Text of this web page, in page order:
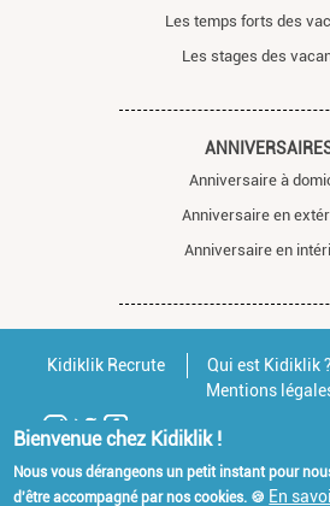
Les temps forts des
Les stages des
Anniversaire à
Anniversaire en
Anniversaire en
Kidiklik Recrute Qui est Kidiklik ?
Mentions
Bienvenue chez Kidiklik !
Nous vous dérangeons un petit instant pour
d'être accompagné par nos cookies. 🍪 En